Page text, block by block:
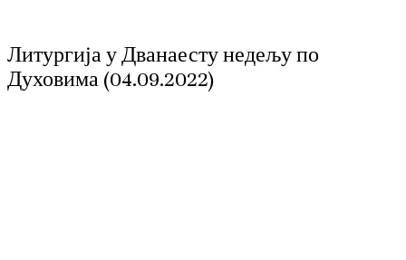
Литургија у Дванаесту недељу по
Духовима (04.09.2022)